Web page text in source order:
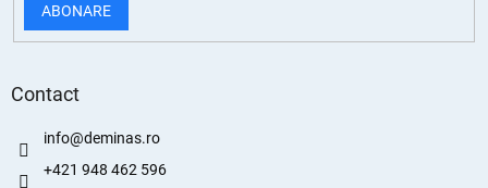
ABONARE
Contact
info@deminas.ro
+421 948 462 596